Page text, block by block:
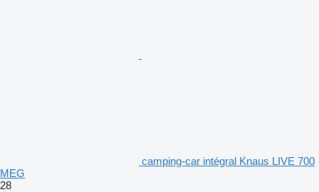
camping‐car intégral Knaus LIVE 700
MEG
28